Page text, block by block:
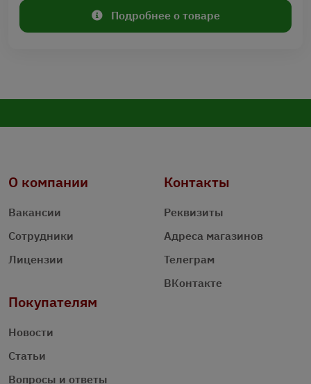
Подробнее о товаре
О компании
Вакансии
Сотрудники
Лицензии
Контакты
Реквизиты
Адреса магазинов
Телеграм
ВКонтакте
Покупателям
Новости
Статьи
Вопросы и ответы